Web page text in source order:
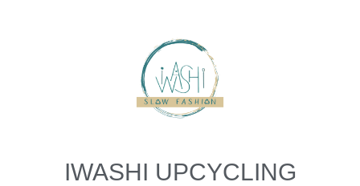
IWASHI UPCYCLING